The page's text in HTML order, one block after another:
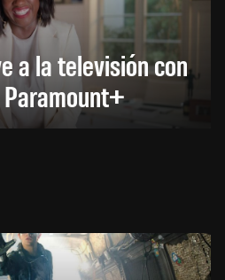
a la televisión con